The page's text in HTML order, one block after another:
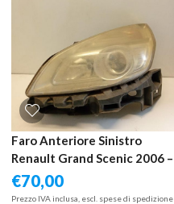
Faro Anteriore Sinistro
Renault Grand Scenic 2006 –
2010
€70,00
Prezzo IVA inclusa, escl. spese di spedizione